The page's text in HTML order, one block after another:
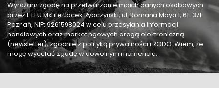
Wyrażam zgodę na przetwarzanie moich danych osobowych
przez F.H.U MxLife Jacek Rybczyński, ul. Romana Maya 1, 61-371
Poznań, NIP: 9261598024 w celu przesyłania informacji
handlowych oraz marketingowych drogą elektroniczną
(newsletter), zgodnie z polityką prywatności i RODO. Wiem, że
mogę wycofać zgodę w dowolnym momencie.